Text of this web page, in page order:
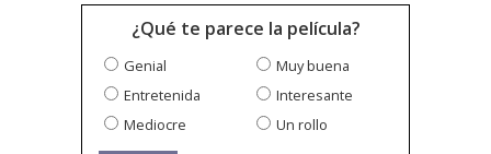
¿Qué te parece la película?
Genial
Muy buena
Entretenida
Interesante
Mediocre
Un rollo